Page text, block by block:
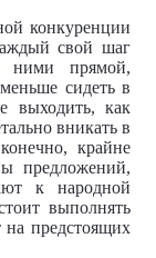
конкуренции
свой шаг
ними прямой,
сидеть в
выходить, как
вникать в
крайне
предложений,
к народной
выполнять
предстоящих